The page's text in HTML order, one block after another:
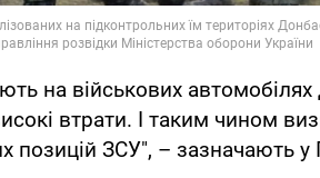
на військових автомобілях
втрати. І таким чином
позицій ЗСУ", – зазначають у